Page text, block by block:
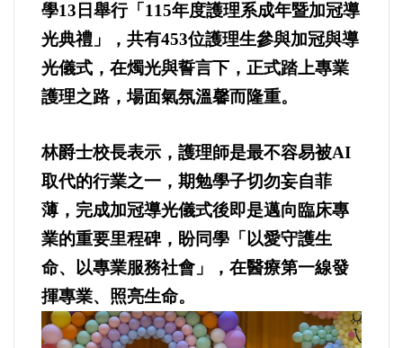
健康/養生
演講/發表會/論壇/研討會
內政/社會/福利/弱勢/慈善
國際/全球
環境/資源/能源
學13日舉行「115年度護理系成年暨加冠導
光典禮」，共有453位護理生參與加冠與導
光儀式，在燭光與誓言下，正式踏上專業
護理之路，場面氣氛溫馨而隆重。
林爵士校長表示，護理師是最不容易被AI
取代的行業之一，期勉學子切勿妄自菲
薄，完成加冠導光儀式後即是邁向臨床專
業的重要里程碑，盼同學「以愛守護生
命、以專業服務社會」，在醫療第一線發
揮專業、照亮生命。